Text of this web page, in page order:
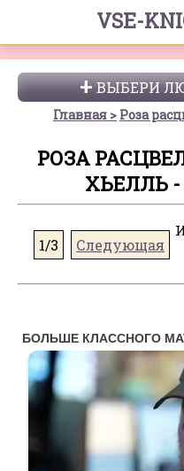
VSE-
ВЫБЕРИ
Главная Роза
РОЗА
ХЬЕЛЛЬ
1/3 Следующая